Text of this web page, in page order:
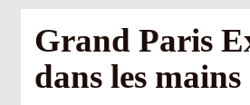
Grand Paris
dans les